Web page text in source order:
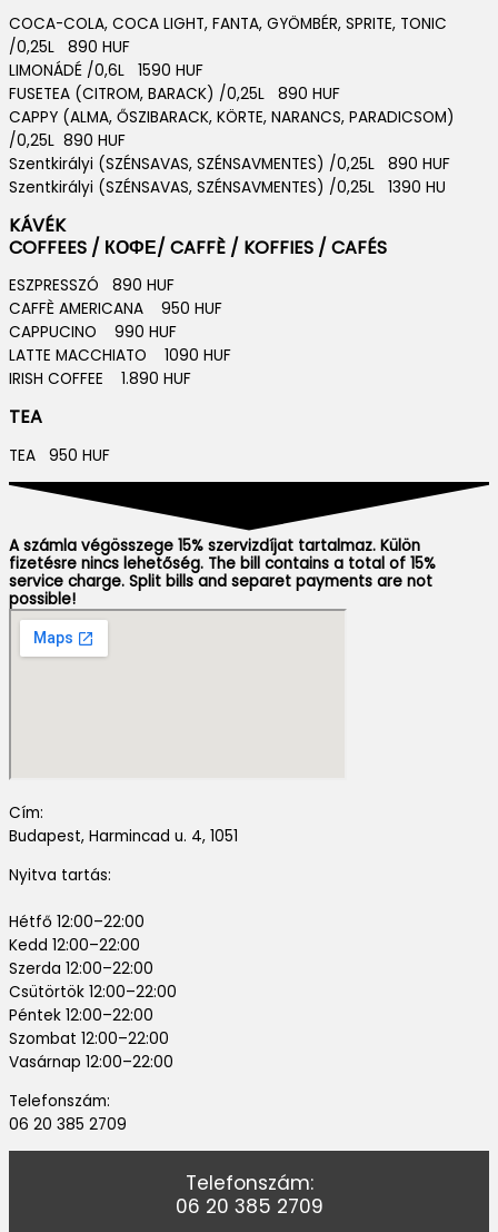
COCA-COLA, COCA LIGHT, FANTA, GYÖMBÉR, SPRITE, TONIC
/0,25L 890 HUF
LIMONÁDÉ /0,6L 1590 HUF
FUSETEA (CITROM, BARACK) /0,25L 890 HUF
CAPPY (ALMA, ŐSZIBARACK, KÖRTE, NARANCS, PARADICSOM)
/0,25L 890 HUF
Szentkirályi (SZÉNSAVAS, SZÉNSAVMENTES) /0,25L 890 HUF
Szentkirályi (SZÉNSAVAS, SZÉNSAVMENTES) /0,25L 1390 HU
KÁVÉK
COFFEES / КОФЕ/ CAFFÈ / KOFFIES / CAFÉS
ESZPRESSZÓ 890 HUF
CAFFÈ AMERICANA 950 HUF
CAPPUCINO 990 HUF
LATTE MACCHIATO 1090 HUF
IRISH COFFEE 1.890 HUF
TEA
TEA 950 HUF
A számla végösszege 15% szervizdíjat tartalmaz. Külön
fizetésre nincs lehetőség. The bill contains a total of 15%
service charge. Split bills and separet payments are not
possible!
Cím:
Budapest, Harmincad u. 4, 1051
Nyitva tartás:
Hétfő 12:00–22:00
Kedd 12:00–22:00
Szerda 12:00–22:00
Csütörtök 12:00–22:00
Péntek 12:00–22:00
Szombat 12:00–22:00
Vasárnap 12:00–22:00
Telefonszám:
06 20 385 2709
Telefonszám:
06 20 385 2709